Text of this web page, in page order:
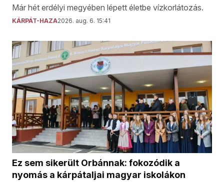
Már hét erdélyi megyében lépett életbe vízkorlátozás.
KÁRPÁT-HAZA2026. aug. 6. 15:41
Ez sem sikerült Orbánnak: fokozódik a
nyomás a kárpátaljai magyar iskolákon